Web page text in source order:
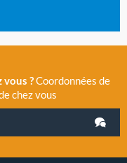
vous ?Coordonnées de
chez vous